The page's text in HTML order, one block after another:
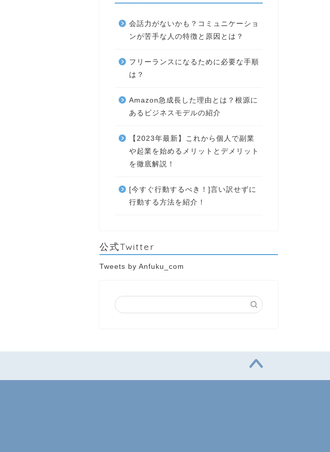
会話力がないかも？コミュニケーショ
ンが苦手な人の特徴と原因とは？
フリーランスになるために必要な手順
は？
Amazon急成長した理由とは？根源に
あるビジネスモデルの紹介
【2023年最新】これから個人で副業
や起業を始めるメリットとデメリット
を徹底解説！
[今すぐ行動するべき！]言い訳せずに
行動する方法を紹介！
公式Twitter
Tweets by Anfuku_com